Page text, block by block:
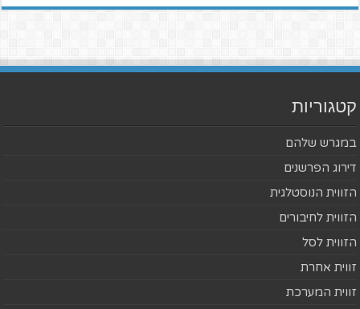
קטגוריות
במגרש שלהם
דירוג הפרשנים
הזווית הנוסטלגית
הזווית לחיבורים
הזווית לסל
זווית אחרת
זווית המערכת